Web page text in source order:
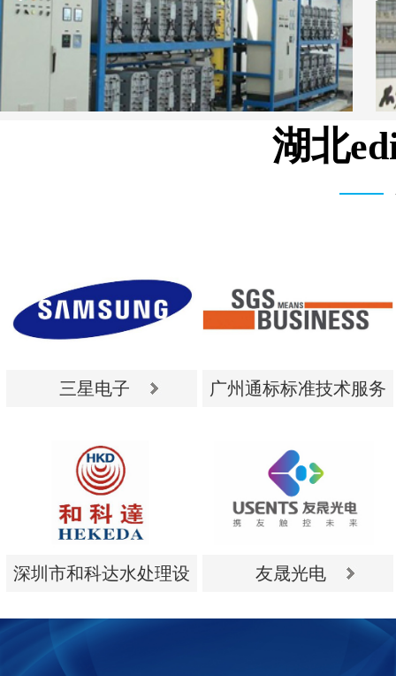
湖北
三星电子
三星电子
广州通标标准技术服务
广州通标标准技术服务
有限公司
深圳市和科达水处理设
深圳市和科达水处理设
友晟光电